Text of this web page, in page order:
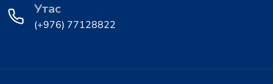
Утас
(+976) 77128822